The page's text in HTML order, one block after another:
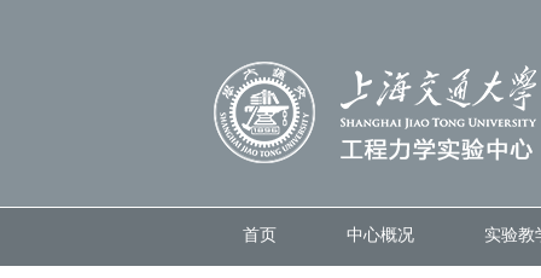
首页 中心概况 实验教